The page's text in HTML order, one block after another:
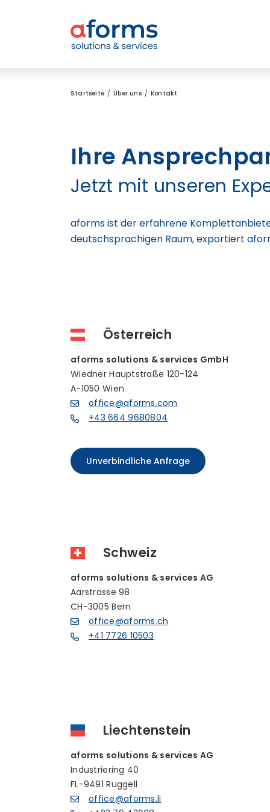
Startseite Über uns Kontakt
Ihre
Jetzt mit unseren
aforms ist der erfahrene
deutschsprachigen Raum, exportiert
Österreich
aforms solutions & services GmbH
Wiedner Hauptstraße 120-124
A-1050 Wien
office@aforms.com
+43 664 9680804
Unverbindliche Anfrage
Schweiz
aforms solutions & services AG
Aarstrasse 98
CH-3005 Bern
office@aforms.ch
+41 7726 10503
Liechtenstein
aforms solutions & services AG
Industriering 40
FL-9491 Ruggell
office@aforms.li